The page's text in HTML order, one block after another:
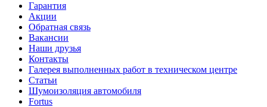
Гарантия
Акции
Обратная связь
Вакансии
Наши друзья
Контакты
Галерея выполненных работ в техническом центре
Статьи
Шумоизоляция автомобиля
Fortus